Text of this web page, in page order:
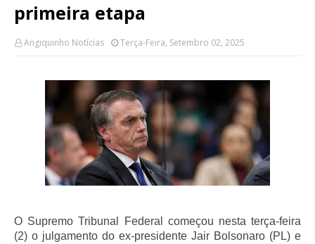
primeira etapa
Angiquinho Notícias Terça-Feira, Setembro 02, 2025
O Supremo Tribunal Federal começou nesta terça-feira
(2) o julgamento do ex-presidente Jair Bolsonaro (PL) e